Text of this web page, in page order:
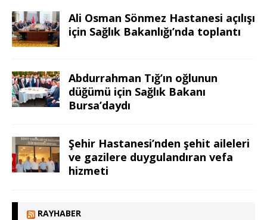
Ali Osman Sönmez Hastanesi açılışı
için Sağlık Bakanlığı’nda toplantı
Abdurrahman Tığ’ın oğlunun
düğümü için Sağlık Bakanı
Bursa’daydı
Şehir Hastanesi’nden şehit aileleri
ve gazilere duygulandıran vefa
hizmeti
RAYHABER